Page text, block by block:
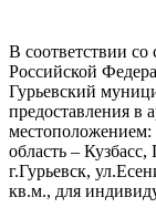
В соответствии со
Российской
Гурьевский
предоставления в
местоположением:
область –
г.Гурьевск,
кв.м., для